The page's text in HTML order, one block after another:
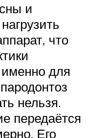
и
что
для
нельзя.
передаётся
Его